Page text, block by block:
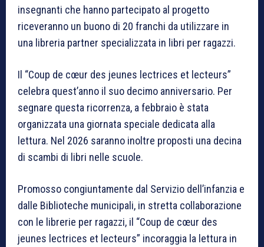
insegnanti che hanno partecipato al progetto
riceveranno un buono di 20 franchi da utilizzare in
una libreria partner specializzata in libri per ragazzi.
Il “Coup de cœur des jeunes lectrices et lecteurs”
celebra quest’anno il suo decimo anniversario. Per
segnare questa ricorrenza, a febbraio è stata
organizzata una giornata speciale dedicata alla
lettura. Nel 2026 saranno inoltre proposti una decina
di scambi di libri nelle scuole.
Promosso congiuntamente dal Servizio dell’infanzia e
dalle Biblioteche municipali, in stretta collaborazione
con le librerie per ragazzi, il “Coup de cœur des
jeunes lectrices et lecteurs” incoraggia la lettura in